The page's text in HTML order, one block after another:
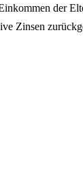
der
Zinsen